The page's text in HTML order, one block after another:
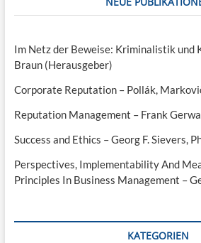
Im Netz der Beweise: Kriminalistik und
Braun (Herausgeber)
Corporate Reputation – Pollák,
Reputation Management – Frank
Success and Ethics – Georg F. Sievers,
Perspectives, Implementability And
Principles In Business Management –
KATEGORIEN